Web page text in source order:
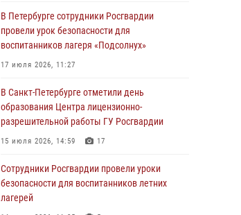
пострадавшим
03 августа 2026, 14:15 3 1
03 августа 2026, 13:26 5
В Ленинградской области сотрудники
Росгвардии обнаружили пропавшего
вернуться домой
03 августа 2026, 11:51
В Санкт-Петербурге при содействии СОБР
В Петербурге сотрудники Росгвардии
провели урок безопасности для
воспитанников лагеря «Подсолнух»
17 июля 2026, 11:27
В Санкт-Петербурге отметили день
образования Центра лицензионно-
разрешительной работы ГУ Росгвардии
15 июля 2026, 14:59 17
Сотрудники Росгвардии провели уроки
безопасности для воспитанников летних
лагерей